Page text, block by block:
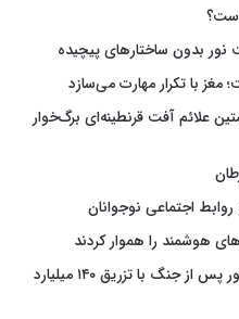
نور بدون ساختارهای پیچیده
با تکرار مهارت می‌سازد
علائم آفت قرنطینه‌ای برگ‌خوار
اجتماعی نوجوانان
هوشمند را هموار کردند
مهار موج تعدیل نیروی شرکت‌های فناور پس از جنگ با تزریق ۱۴۰ میلیارد